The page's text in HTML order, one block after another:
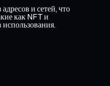
и сетей, что
как NFT и